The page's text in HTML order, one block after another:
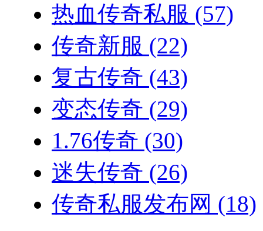
热血传奇私服 (57)
传奇新服 (22)
复古传奇 (43)
变态传奇 (29)
1.76传奇 (30)
迷失传奇 (26)
传奇私服发布网 (18)